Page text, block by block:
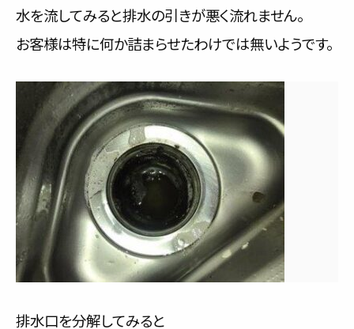
水を流してみると排水の引きが悪く流れません。
お客様は特に何か詰まらせたわけでは無いようです。
排水口を分解してみると